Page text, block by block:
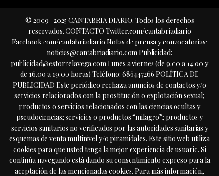
© 2009- 2025 CANTABRIA DIARIO. Todos los derechos
reservados. CONTACTO Twitter.com/cantabriadiario
Facebook.com/cantabriadiario Notas de prensa y convocatorias:
noticias@cantabriadiario.com Publicidad:
publicidad@estorrelavega.com Lunes a viernes (de 9.00 a 14.00 y
de 16.00 a 19.00 horas) Teléfono: 686447266 POLÍTICA DE
PUBLICIDAD Este periódico rechaza anuncios de contactos y/o
servicios relacionados con la prostitución o explotación sexual;
productos o servicios relacionados con las ciencias ocultas y
pseudociencias; servicios o productos “milagro”; productos y
servicios sanitarios no verificados por las autoridades sanitarias y
esquemas de venta multinivel y/o piramidales. Este sitio web utiliza
cookies para que usted tenga la mejor experiencia de usuario. Si
continúa navegando está dando su consentimiento expreso para la
aceptación de las mencionadas cookies. Para más información,